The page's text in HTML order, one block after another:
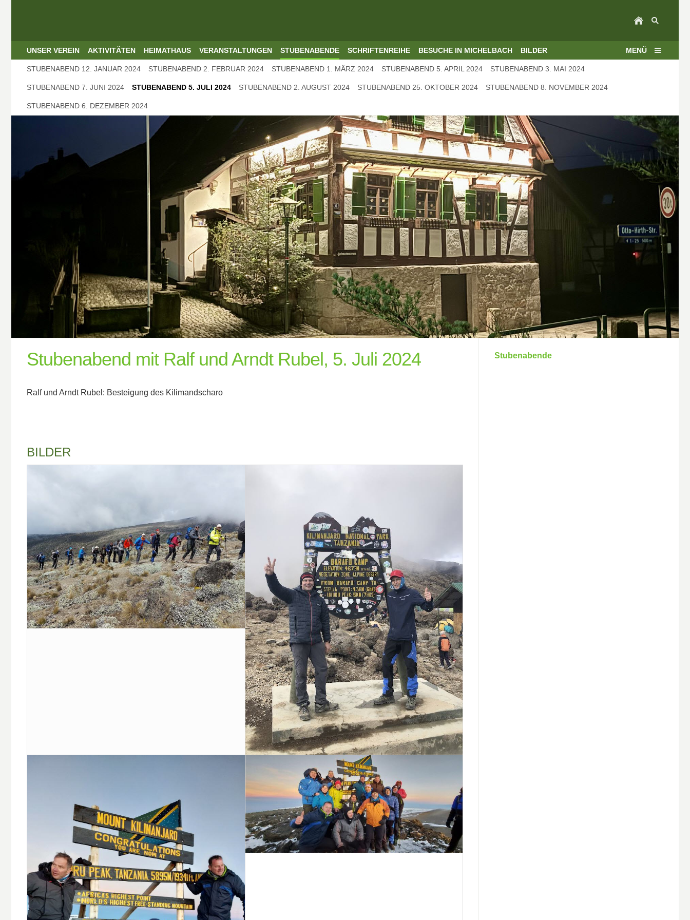
UNSER VEREIN AKTIVITÄTEN HEIMATHAUS VERANSTALTUNGEN STUBENABENDE SCHRIFTENREIHE BESUCHE IN MICHELBACH BILDER MENÜ
STUBENABEND 12. JANUAR 2024 STUBENABEND 2. FEBRUAR 2024 STUBENABEND 1. MÄRZ 2024 STUBENABEND 5. APRIL 2024 STUBENABEND 3. MAI 2024
STUBENABEND 7. JUNI 2024 STUBENABEND 5. JULI 2024 STUBENABEND 2. AUGUST 2024 STUBENABEND 25. OKTOBER 2024 STUBENABEND 8. NOVEMBER 2024
STUBENABEND 6. DEZEMBER 2024
Stubenabend mit Ralf und Arndt Rubel, 5. Juli 2024
Ralf und Arndt Rubel: Besteigung des Kilimandscharo
BILDER
Stubenabende